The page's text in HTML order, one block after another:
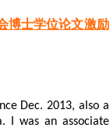
博士学位论文激励
年度十大最有影响
度十大最有影响力
Dec. 2013, also a
I was an associate